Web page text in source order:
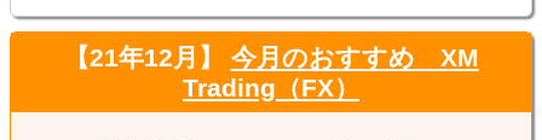
【21年12月】 今月のおすすめ XM
Trading（FX）